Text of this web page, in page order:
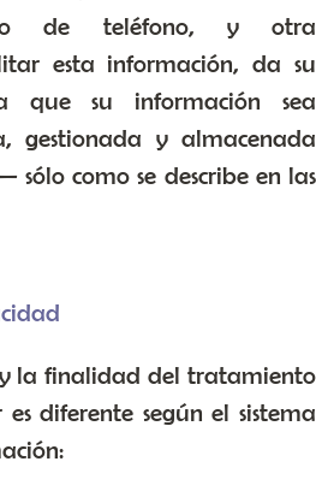
de teléfono, y otra
esta información, da su
que su información sea
gestionada y almacenada
como se describe en las
y la finalidad del tratamiento
diferente según el sistema